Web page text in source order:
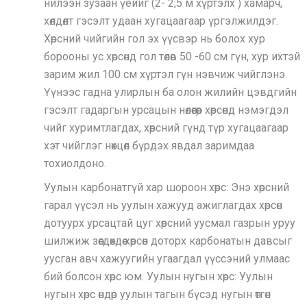
нилээн зузаан үеийг (2- 2,5 м хүртэлх ) хамарч,
хөлдөлт гэсэлт удаан хугацаагаар үргэлжилдэг.
Хөрсний чийгийн гол эх үүсвэр нь болох хур
борооны ус хөрсөнд гол төлөв 50 -60 см гүн, хур ихтэй
зарим жил 100 см хүртэл гүн нэвчиж чийглэнэ.
Үүнээс гадна улирлын ба олон жилийн цэвдгийн
гэсэлт гадаргын урсацын нөлөөгөөр хөрсөнд нэмэгдэл
чийг хуримтлагдах, хөрсний гүнд түр хугацаагаар
хэт чийглэг нөхцөл бүрдэх явдал заримдаа
тохиолдоно.
Уулын карбонатгүй хар шороон хөрс: Энэ хөрсний
гарал үүсэл нь уулын хажууд ажиглагдах хөрсөн
дотуурх урсацтай цуг хөрсний уусмал газрын уруу
шилжиж зөөгдөхдөө хөрсөн доторх карбонатын давсыг
уусган авч хажуугийн угаагдал үүссэний улмаас
бий болсон хөрс юм. Уулын нугын хөрс: Уулын
нугын хөрс өндөр уулын тагын бүсэд нугын өтгөн